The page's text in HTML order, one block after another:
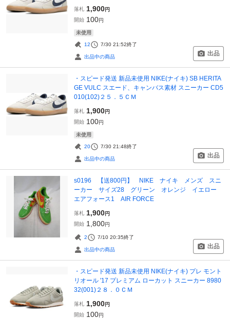
落札 1,900円
開始 100円
未使用
12 7/30 21:52終了
出品中の商品 出品
・スピード発送 新品未使用 NIKE(ナイキ) SB HERITA
GE VULC スエード、キャンバス素材 スニーカー CD5
010(102)２５．５ＣＭ
落札 1,900円
開始 100円
未使用
20 7/30 21:48終了
出品中の商品 出品
s0196 【送800円】 NIKE ナイキ メンズ スニ
ーカー サイズ28 グリーン オレンジ イエロー
エアフォース1 AIR FORCE
落札 1,900円
開始 1,800円
2 7/10 20:35終了
出品中の商品 出品
・スピード発送 新品未使用 NIKE(ナイキ) プレ モント
リオール '17 プレミアム ローカット スニーカー 8980
32(001)２８．０ＣＭ
落札 1,900円
開始 100円